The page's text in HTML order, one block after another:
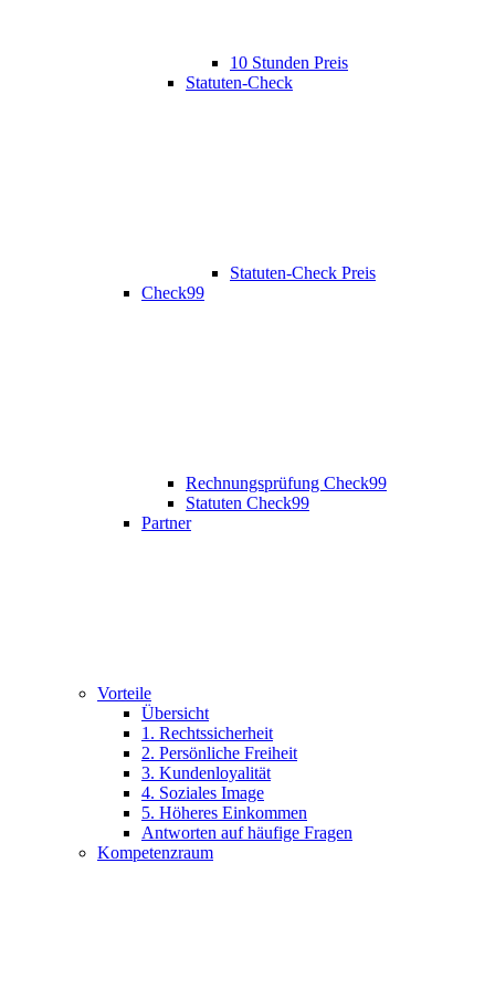
10 Stunden Preis
Statuten-Check
Statuten-Check Preis
Check99
Rechnungsprüfung Check99
Statuten Check99
Partner
Vorteile
Übersicht
1. Rechtssicherheit
2. Persönliche Freiheit
3. Kundenloyalität
4. Soziales Image
5. Höheres Einkommen
Antworten auf häufige Fragen
Kompetenzraum